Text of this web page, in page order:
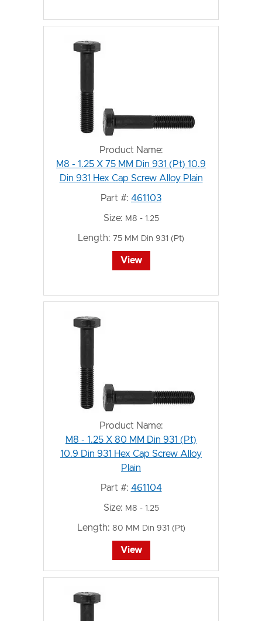
Product Name:
M8 - 1.25 X 75 MM Din 931 (Pt) 10.9
Din 931 Hex Cap Screw Alloy Plain
Part #: 461103
Size: M8 - 1.25
Length: 75 MM Din 931 (Pt)
View
Product Name:
M8 - 1.25 X 80 MM Din 931 (Pt)
10.9 Din 931 Hex Cap Screw Alloy
Plain
Part #: 461104
Size: M8 - 1.25
Length: 80 MM Din 931 (Pt)
View